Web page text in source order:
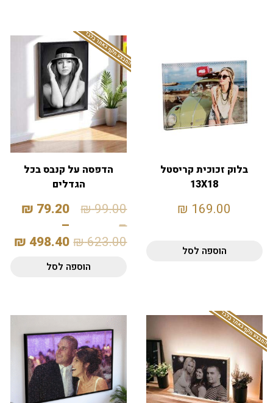
בלוק זכוכית קריסטל
13X18
169.00
₪
הוספה לסל
המבצע תקף באתר בלבד
הדפסה על קנבס בכל
הגדלים
99.00
₪
–
623.00
₪
79.20
₪
–
498.40
₪
הוספה לסל
המבצע תקף באתר בלבד